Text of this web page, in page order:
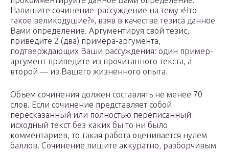
Напишите сочинение-рассуждение на тему «Что
такое великодушие?», взяв в качестве тезиса данное
Вами определение. Аргументируя свой тезис,
приведите 2 (два) примера-аргумента,
подтверждающих Ваши рассуждения: один пример-
аргумент приведите из прочитанного текста, а
второй — из Вашего жизненного опыта.
Объем сочинения должен составлять не менее 70
слов. Если сочинение представляет собой
пересказанный или полностью переписанный
исходный текст без каких бы то ни было
комментариев, то такая работа оценивается нулем
баллов. Сочинение пишите аккуратно, разборчивым